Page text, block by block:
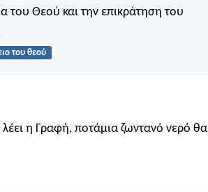
του Θεού και την επικράτηση του
του θεού
η Γραφή, ποτάμια ζωντανό νερό θα